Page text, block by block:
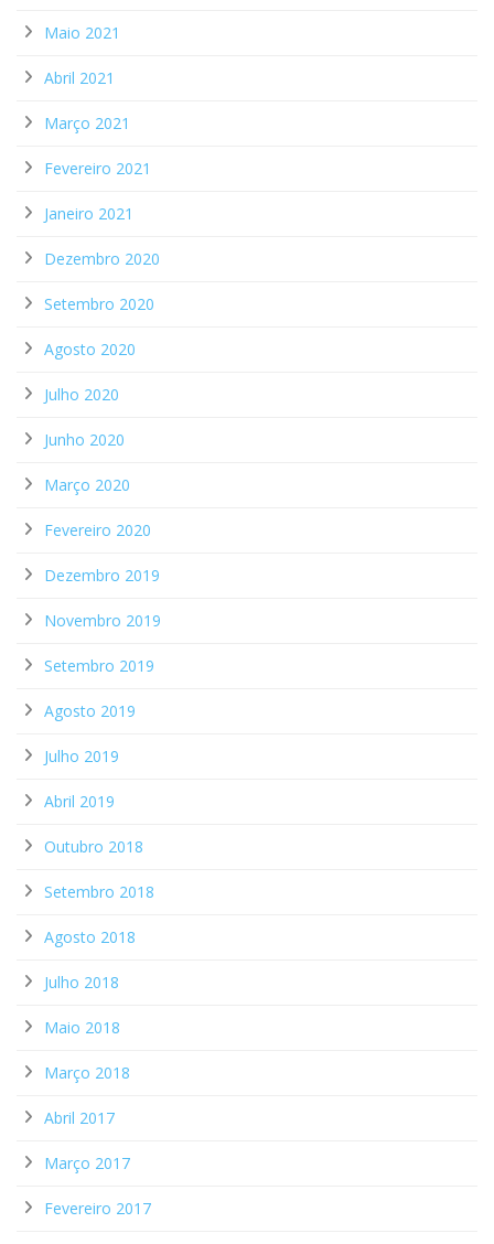
Maio 2021
Abril 2021
Março 2021
Fevereiro 2021
Janeiro 2021
Dezembro 2020
Setembro 2020
Agosto 2020
Julho 2020
Junho 2020
Março 2020
Fevereiro 2020
Dezembro 2019
Novembro 2019
Setembro 2019
Agosto 2019
Julho 2019
Abril 2019
Outubro 2018
Setembro 2018
Agosto 2018
Julho 2018
Maio 2018
Março 2018
Abril 2017
Março 2017
Fevereiro 2017